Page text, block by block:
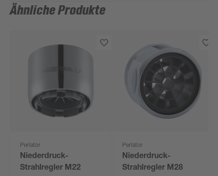
Ähnliche Produkte
Perlator
Niederdruck-
Strahlregler M22
Perlator
Niederdruck-
Strahlregler M28